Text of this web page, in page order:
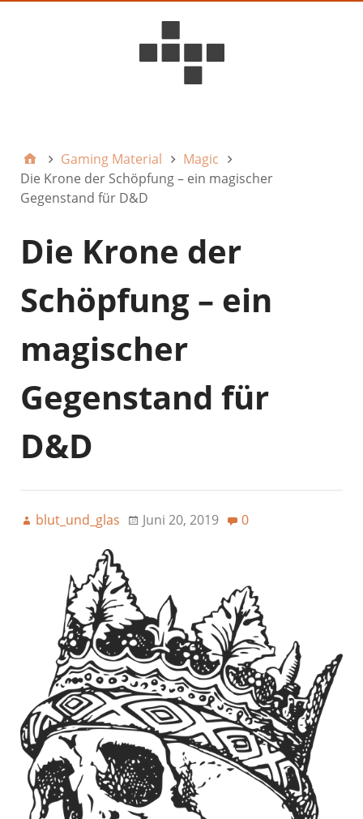
Gaming Material
Magic
Die Krone der Schöpfung – ein magischer
Gegenstand für D&D
Die Krone der
Schöpfung – ein
magischer
Gegenstand für
D&D
blut_und_glas Juni 20, 2019 0